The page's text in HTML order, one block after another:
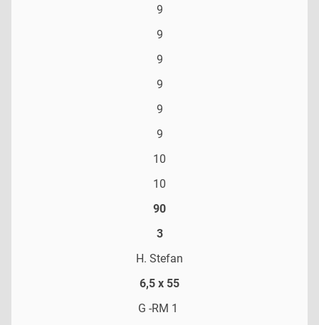
9
9
9
9
9
9
10
10
90
3
H. Stefan
6,5 x 55
G -RM 1